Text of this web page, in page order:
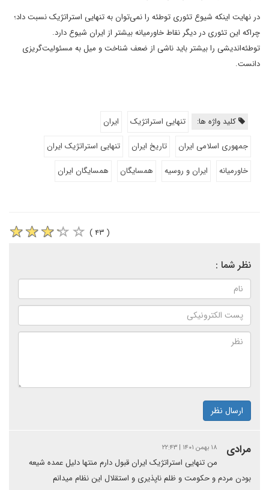
در نهایت اینکه شیوع تئوری توطئه را نمی‌توان به تنهایی استراتژیک نسبت داد؛
چراکه این تئوری در دیگر نقاط خاورمیانه بیشتر از ایران شیوع دارد.
توطئه‌اندیشی را بیشتر باید ناشی از ضعف شناخت و میل به مسئولیت‌گریزی
دانست.
کلید واژه ها: تنهایی استراتژیک
ایران
جمهوری اسلامی ایران
تاریخ ایران
تنهایی استراتژیک ایران
خاورمیانه
ایران و روسیه همسایگان همسایگان ایران
( ۴۳ )
نظر شما :
ارسال نظر
مرادی ۱۸ بهمن ۱۴۰۱ | ۲۲:۴۳
من تنهایی استراتژیک ایران قبول دارم منتها دلیل عمده شیعه
بودن مردم و حکومت و ظلم ناپذیری و استقلال این نظام میدانم